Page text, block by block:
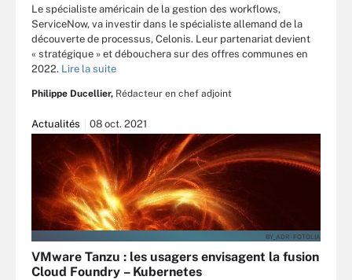
Le spécialiste américain de la gestion des workflows,
ServiceNow, va investir dans le spécialiste allemand de la
découverte de processus, Celonis. Leur partenariat devient
« stratégique » et débouchera sur des offres communes en
2022. Lire la suite
Philippe Ducellier, Rédacteur en chef adjoint
Actualités 08 oct. 2021
BY_ADR - FOTOLIA
VMware Tanzu : les usagers envisagent la fusion
Cloud Foundry – Kubernetes